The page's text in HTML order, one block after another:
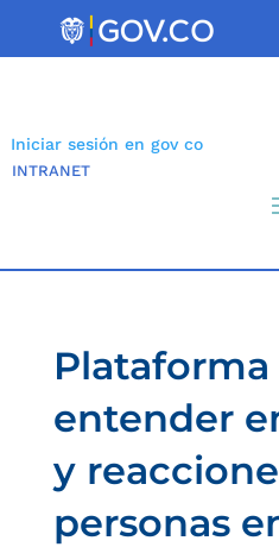
Iniciar sesión en gov co
INTRANET
Plataforma
entender
y
personas